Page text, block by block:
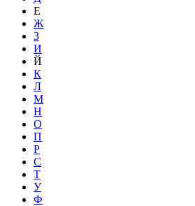
Е
Ж
З
И
Й
К
Л
М
Н
О
П
Р
С
Т
У
Ф